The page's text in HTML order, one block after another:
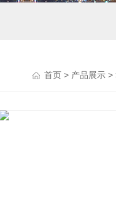
首页 > 产品展示 >